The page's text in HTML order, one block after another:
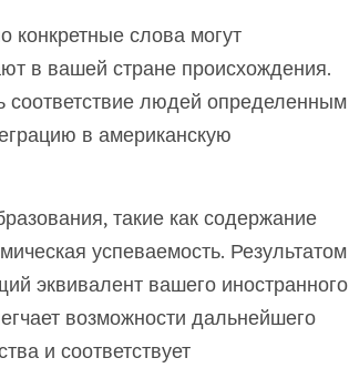
конкретные слова могут
в вашей стране происхождения.
соответствие людей определенным
в американскую
такие как содержание
успеваемость. Результатом
эквивалент вашего иностранного
возможности дальнейшего
и соответствует